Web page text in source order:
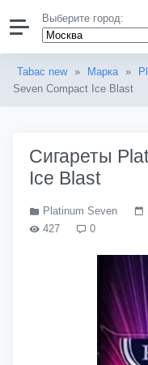
Выберите город:
Tabac new » Марка »
Seven Compact Ice Blast
Сигареты
Ice Blast
Platinum Seven
427
0